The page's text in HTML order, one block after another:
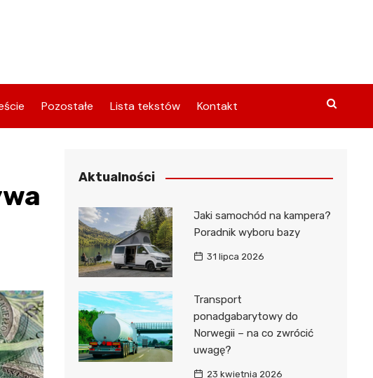
Pozostałe Lista tekstów Kontakt
Aktualności
Jaki samochód na kampera?
Poradnik wyboru bazy
31 lipca 2026
Transport
ponadgabarytowy do
Norwegii – na co zwrócić
uwagę?
23 kwietnia 2026